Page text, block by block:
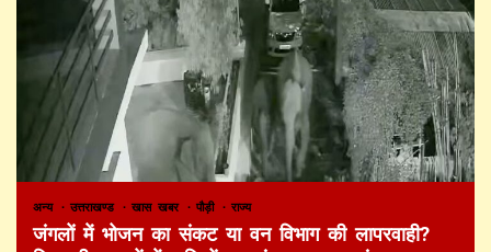
अन्य उत्तराखण्ड खास खबर पौड़ी राज्य
जंगलों में भोजन का संकट या वन विभाग की लापरवाही?